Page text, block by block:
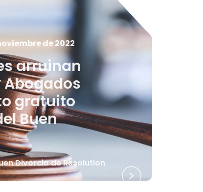
de 2022
arruinan
Abogados
gratuito
Buen
Divorcio de Resolution